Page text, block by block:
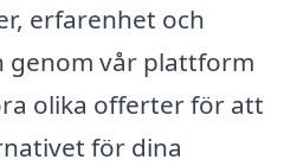
erfarenhet och
genom vår plattform
olika offerter för att
för dina